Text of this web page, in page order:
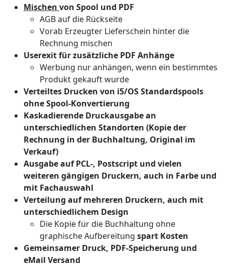
Mischen von Spool und PDF
AGB auf die Rückseite
Vorab Erzeugter Lieferschein hinter die
Rechnung mischen
Userexit für zusätzliche PDF Anhänge
Werbung nur anhängen, wenn ein bestimmtes
Produkt gekauft wurde
Verteiltes Drucken von i5/OS Standardspools
ohne Spool-Konvertierung
Kaskadierende Druckausgabe an
unterschiedlichen Standorten (Kopie der
Rechnung in der Buchhaltung, Original im
Verkauf)
Ausgabe auf PCL-, Postscript und vielen
weiteren gängigen Druckern, auch in Farbe und
mit Fachauswahl
Verteilung auf mehreren Druckern, auch mit
unterschiedlichem Design
Die Kopie für die Buchhaltung ohne
graphische Aufbereitung spart Kosten
Gemeinsamer Druck, PDF-Speicherung und
eMail Versand